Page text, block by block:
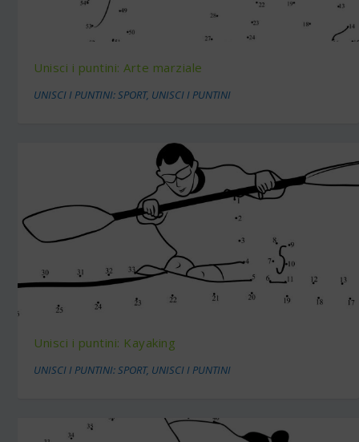
Unisci i puntini: Arte marziale
UNISCI I PUNTINI: SPORT, UNISCI I PUNTINI
Unisci i puntini: Kayaking
UNISCI I PUNTINI: SPORT, UNISCI I PUNTINI